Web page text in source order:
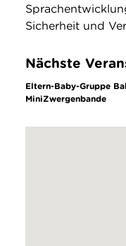
Sicherheit und
Nächste
Eltern-Baby-Gruppe
MiniZwergenbande